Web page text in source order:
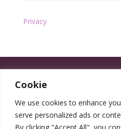
Cookie
We use cookies to enhance
serve personalized ads or
By clicking "Accept All", you
Privacy